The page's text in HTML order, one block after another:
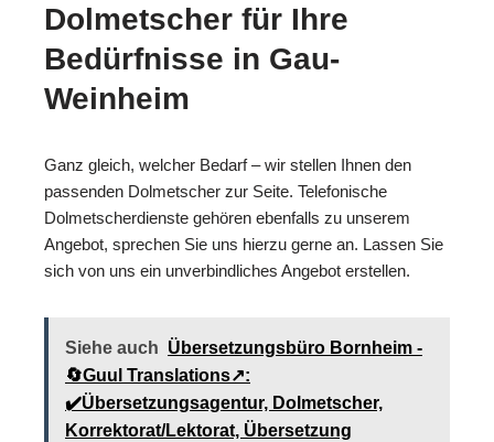
Dolmetscher für Ihre
Bedürfnisse in Gau-
Weinheim
Ganz gleich, welcher Bedarf – wir stellen Ihnen den
passenden Dolmetscher zur Seite. Telefonische
Dolmetscherdienste gehören ebenfalls zu unserem
Angebot, sprechen Sie uns hierzu gerne an. Lassen Sie
sich von uns ein unverbindliches Angebot erstellen.
Siehe auch Übersetzungsbüro Bornheim -
🔄Guul Translations↗️:
✔️Übersetzungsagentur, Dolmetscher,
Korrektorat/Lektorat, Übersetzung